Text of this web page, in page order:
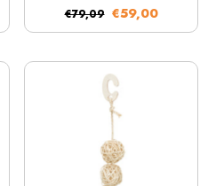
€79,09 €59,00